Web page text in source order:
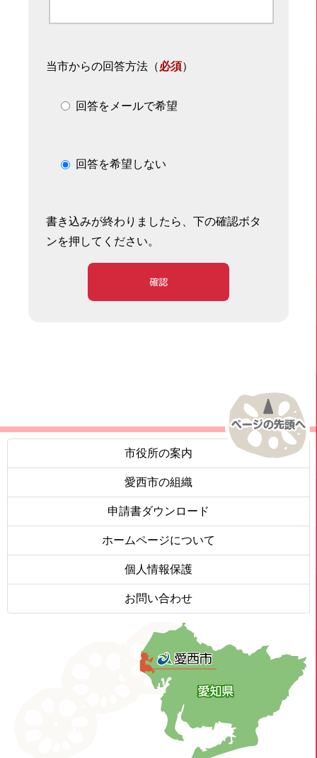
当市からの回答方法 （必須）
回答をメールで希望
回答を希望しない
書き込みが終わりましたら、下の確認ボタ
ンを押してください。
確認
市役所の案内
愛西市の組織
申請書ダウンロード
ホームページについて
個人情報保護
お問い合わせ